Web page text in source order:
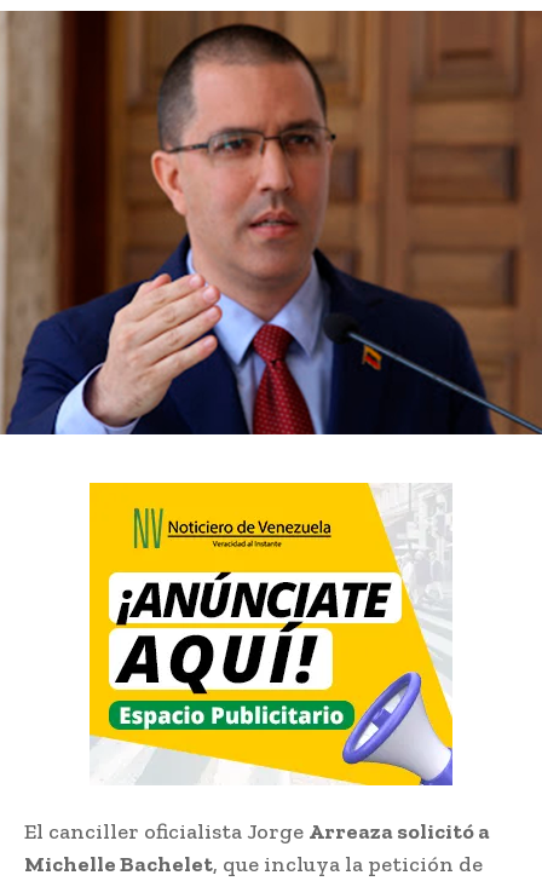
El canciller oficialista Jorge Arreaza solicitó a
Michelle Bachelet, que incluya la petición de